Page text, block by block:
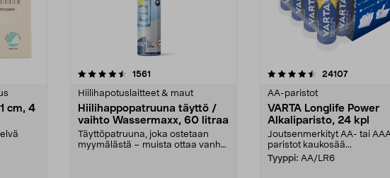
cm, 4
1561
Hiilihapotuslaitteet & maut
Hiilihappopatruuna täyttö /
vaihto Wassermaxx, 60 litraa
Täyttöpatruuna, joka ostetaan
myymälästä – muista ottaa vanha
4.5viidestä
24107arvostelut
AA-paristot
VARTA Longlife Power
Alkaliparisto, 24 kpl
Joutsenmerkityt AA- tai
paristot kaukosää...
Tyyppi: AA/LR6
4.5viidestä